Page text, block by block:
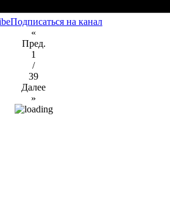
Подписаться на канал
«
Пред.
1
/
39
Далее
»